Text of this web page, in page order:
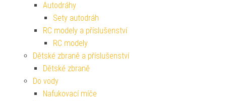
Autodráhy
Sety autodráh
RC modely a příslušenství
RC modely
Dětské zbraně a příslušenství
Dětské zbraně
Do vody
Nafukovací míče